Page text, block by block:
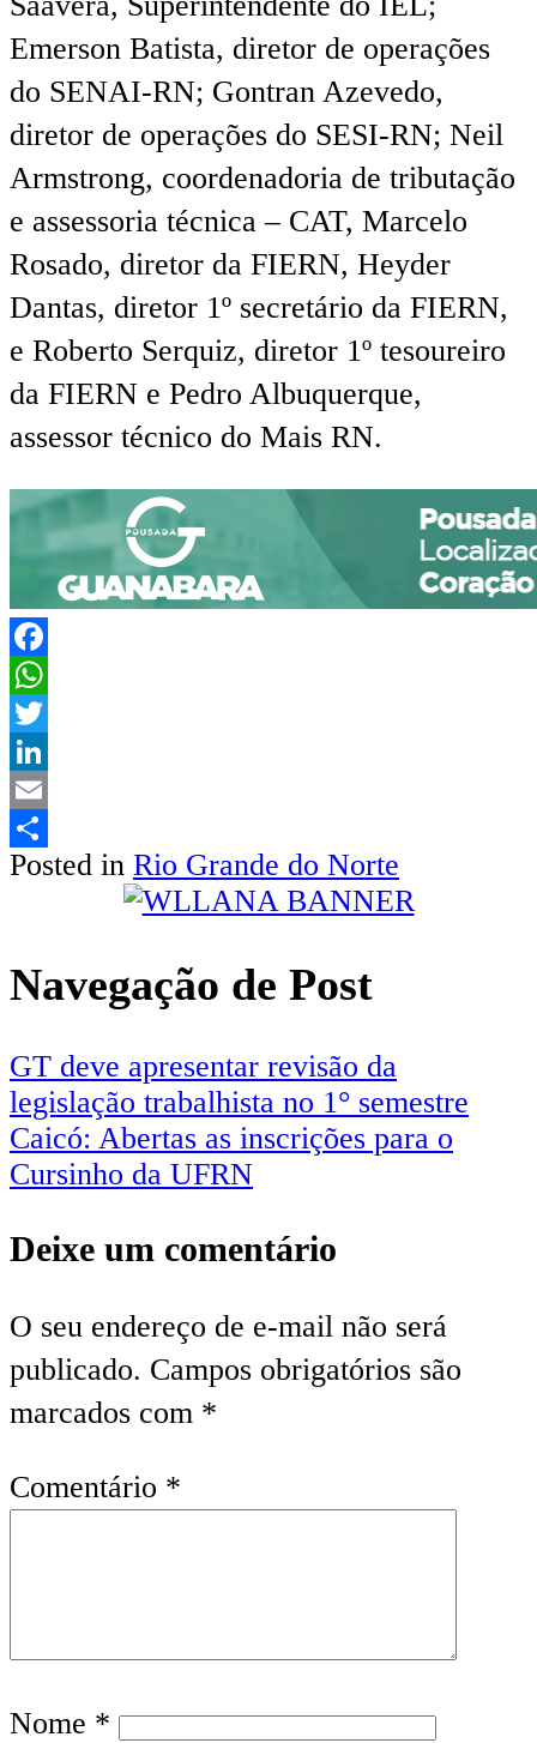
Emerson Batista, diretor de operações
do SENAI-RN; Gontran Azevedo,
diretor de operações do SESI-RN; Neil
Armstrong, coordenadoria de tributação
e assessoria técnica – CAT, Marcelo
Rosado, diretor da FIERN, Heyder
Dantas, diretor 1º secretário da FIERN,
e Roberto Serquiz, diretor 1º tesoureiro
da FIERN e Pedro Albuquerque,
assessor técnico do Mais RN.
Facebook
WhatsApp
Twitter
LinkedIn
Email
Share
Posted in Rio Grande do Norte
Navegação de Post
GT deve apresentar revisão da
legislação trabalhista no 1° semestre
Caicó: Abertas as inscrições para o
Cursinho da UFRN
Deixe um comentário
O seu endereço de e-mail não será
publicado. Campos obrigatórios são
marcados com *
Comentário *
Nome *